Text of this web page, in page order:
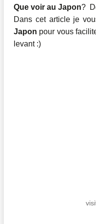
Que voir au Japon?
Dans cet article je
Japon pour vous
levant :)